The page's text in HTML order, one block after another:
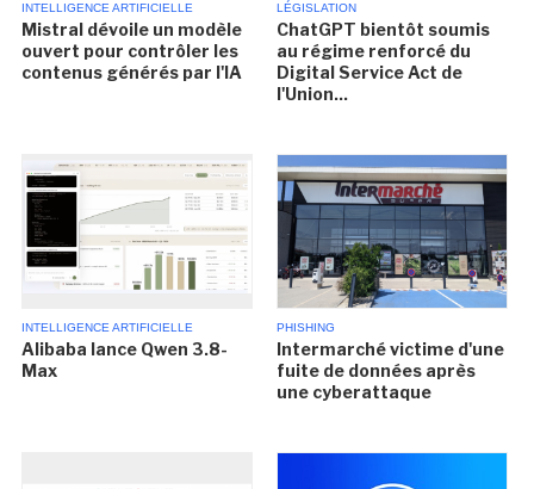
INTELLIGENCE ARTIFICIELLE
Mistral dévoile un modèle
ouvert pour contrôler les
contenus générés par l'IA
LÉGISLATION
ChatGPT bientôt soumis
au régime renforcé du
Digital Service Act de
l'Union...
INTELLIGENCE ARTIFICIELLE
Alibaba lance Qwen 3.8-
Max
PHISHING
Intermarché victime d'une
fuite de données après
une cyberattaque